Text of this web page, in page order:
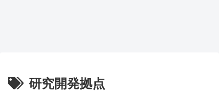
研究開発拠点